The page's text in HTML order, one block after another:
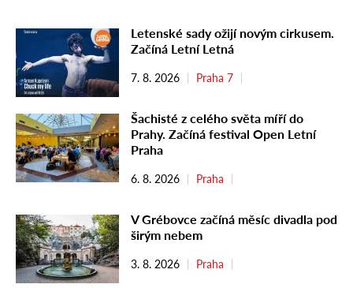
Letenské sady ožijí novým cirkusem.
Začíná Letní Letná
7. 8. 2026 Praha 7
Šachisté z celého světa míří do
Prahy. Začíná festival Open Letní
Praha
6. 8. 2026 Praha
V Grébovce začíná měsíc divadla pod
širým nebem
3. 8. 2026 Praha